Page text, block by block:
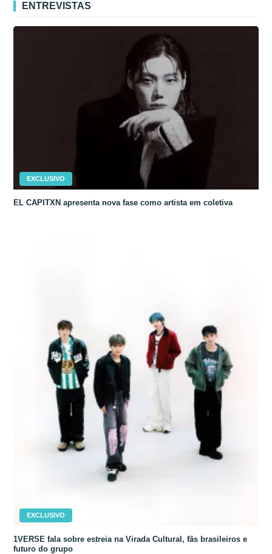
ENTREVISTAS
EXCLUSIVO
EL CAPITXN apresenta nova fase como artista em coletiva
EXCLUSIVO
1VERSE fala sobre estreia na Virada Cultural, fãs brasileiros e
futuro do grupo